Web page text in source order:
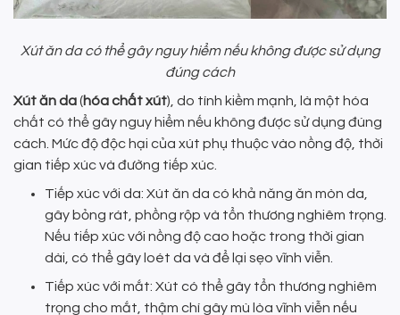
Xút ăn da có thể gây nguy hiểm nếu không được sử dụng
đúng cách
Xút ăn da(hóa chất xút), do tính kiềm mạnh, là một hóa
chất có thể gây nguy hiểm nếu không được sử dụng đúng
cách. Mức độ độc hại của xút phụ thuộc vào nồng độ, thời
gian tiếp xúc và đường tiếp xúc.
Tiếp xúc với da: Xút ăn da có khả năng ăn mòn da,
gây bỏng rát, phồng rộp và tổn thương nghiêm trọng.
Nếu tiếp xúc với nồng độ cao hoặc trong thời gian
dài, có thể gây loét da và để lại sẹo vĩnh viễn.
Tiếp xúc với mắt: Xút có thể gây tổn thương nghiêm
trọng cho mắt, thậm chí gây mù lòa vĩnh viễn nếu